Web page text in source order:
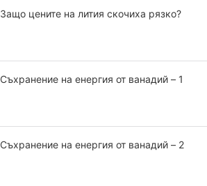
Защо цените на лития скочиха рязко?
Съхранение на енергия от ванадий – 1
Съхранение на енергия от ванадий – 2